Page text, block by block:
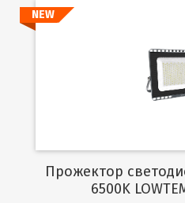
NEW
Прожектор светодиодный PFL-S8 150w
6500K